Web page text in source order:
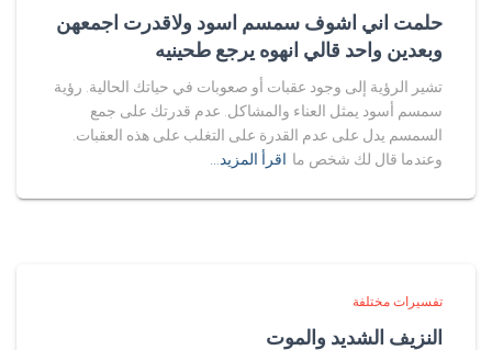
حلمت اني اشوف سمسم اسود ولاقدرت اجمعهن
وبعدين واحد قالي انهوه يرجع طحينيه
تشير الرؤية إلى وجود عقبات أو صعوبات في حياتك الحالية. رؤية
سمسم أسود يمثل العناء والمشاكل. عدم قدرتك على جمع
السمسم يدل على عدم القدرة على التغلب على هذه العقبات.
وعندما قال لك شخص ما اقرأ المزيد…
تفسيرات مختلفة
النزيف الشديد والموت